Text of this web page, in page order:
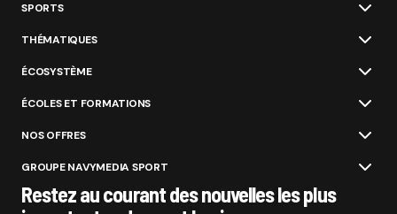
SPORTS
THÉMATIQUES
ÉCOSYSTÈME
ÉCOLES ET FORMATIONS
NOS OFFRES
GROUPE NAVYMEDIA SPORT
Restez au courant des nouvelles les plus